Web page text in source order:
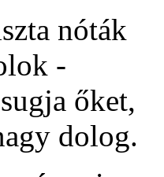
nóták
-
őket,
dolog.